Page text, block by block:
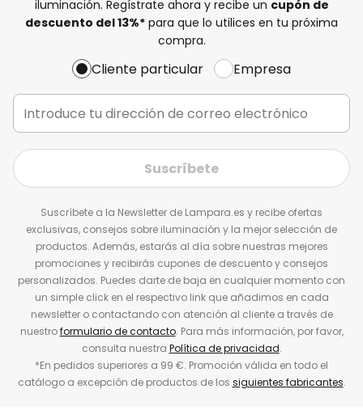
iluminación. Regístrate ahora y recibe un cupón de
descuento del13%* para que lo utilices en tu próxima
compra.
Cliente particular Empresa
Suscríbete
Suscríbete a la Newsletter de Lampara.es y recibe ofertas
exclusivas, consejos sobre iluminación y la mejor selección de
productos. Además, estarás al día sobre nuestras mejores
promociones y recibirás cupones de descuento y consejos
personalizados. Puedes darte de baja en cualquier momento con
un simple click en el respectivo link que añadimos en cada
newsletter o contactando con atención al cliente a través de
nuestroformulario de contacto. Para más información, por favor,
consulta nuestra Política de privacidad.
*En pedidos superiores a 99 €. Promoción válida en todo el
catálogo a excepción de productos de los siguientes fabricantes.